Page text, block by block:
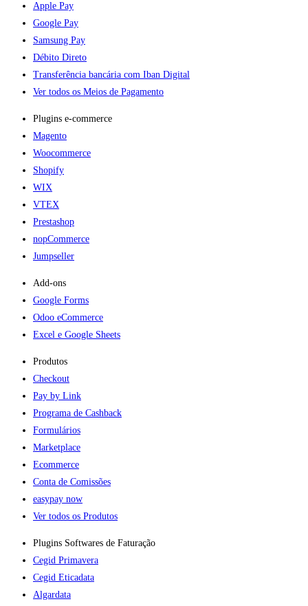
Apple Pay
Google Pay
Samsung Pay
Débito Direto
Transferência bancária com Iban Digital
Ver todos os Meios de Pagamento
Plugins e-commerce​
Magento
Woocommerce
Shopify
WIX
VTEX
Prestashop
nopCommerce
Jumpseller
Add-ons​
Google Forms
Odoo eCommerce
Excel e Google Sheets
Produtos
Checkout
Pay by Link
Programa de Cashback
Formulários
Marketplace
Ecommerce
Conta de Comissões
easypay now
Ver todos os Produtos
Plugins Softwares de Faturação​
Cegid Primavera
Cegid Eticadata
Algardata